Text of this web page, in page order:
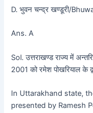
D. भुवन चन्द्र खण्डूरी/
Ans. A
Sol. उत्तराखण्ड राज्य में
2001 को रमेश पोखरियाल के
In Uttarakhand state,
presented by Ramesh